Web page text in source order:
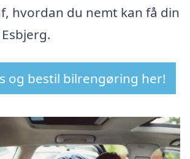
hvordan du nemt kan få din
og bestil bilrengøring her!